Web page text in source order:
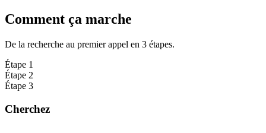
Comment ça marche
De la recherche au premier appel en 3 étapes.
Étape 1
Étape 2
Étape 3
Cherchez